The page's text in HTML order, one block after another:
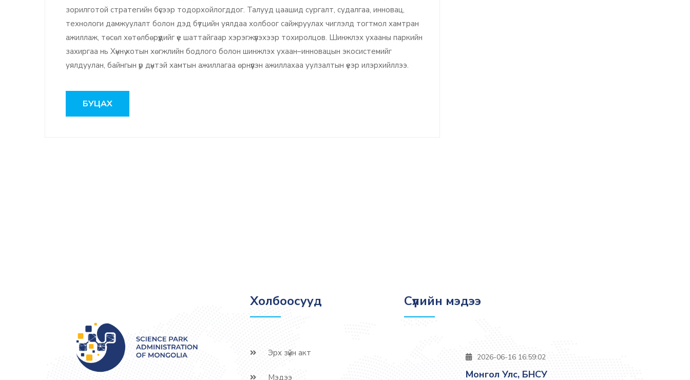
зорилготой стратегийн бүсээр тодорхойлогддог. Талууд цаашид сургалт, судалгаа, инновац,
технологи дамжуулалт болон дэд бүтцийн уялдаа холбоог сайжруулах чиглэлд тогтмол хамтран
ажиллаж, төсөл хөтөлбөрүүдийг үе шаттайгаар хэрэгжүүлэхээр тохиролцов. Шинжлэх ухааны паркийн
захиргаа нь Хүннү хотын хөгжлийн бодлого болон шинжлэх ухаан–инновацын экосистемийг
уялдуулан, байнгын үр дүнтэй хамтын ажиллагаа өрнүүлэн ажиллахаа уулзалтын үеэр илэрхийллээ.
БУЦАХ
Холбоосууд
Эрх зүйн акт
Мэдээ
Сүүлийн мэдээ
2026-06-16 16:59:02
Монгол Улс, БНСУ